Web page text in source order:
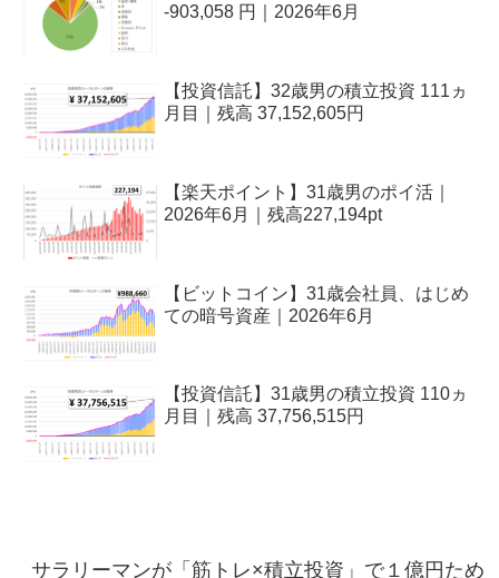
-903,058 円｜2026年6月
【投資信託】32歳男の積立投資 111ヵ
月目｜残高 37,152,605円
【楽天ポイント】31歳男のポイ活｜
2026年6月｜残高227,194pt
【ビットコイン】31歳会社員、はじめ
ての暗号資産｜2026年6月
【投資信託】31歳男の積立投資 110ヵ
月目｜残高 37,756,515円
サラリーマンが「筋トレ×積立投資」で１億円ため